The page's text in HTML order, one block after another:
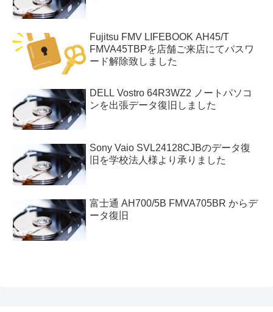
Fujitsu FMV LIFEBOOK AH45/T
FMVA45TBPを店舗ご来店にてパスワ
ード解除致しました
DELL Vostro 64R3WZ2 ノートパソコ
ンを出張データ復旧しました
Sony Vaio SVL24128CJBのデータ復
旧を学校法人様より承りました
富士通 AH700/5B FMVA705BR からデ
ータ復旧